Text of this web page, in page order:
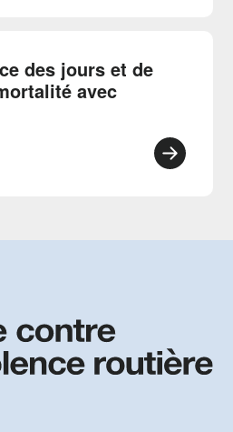
des jours et de
avec